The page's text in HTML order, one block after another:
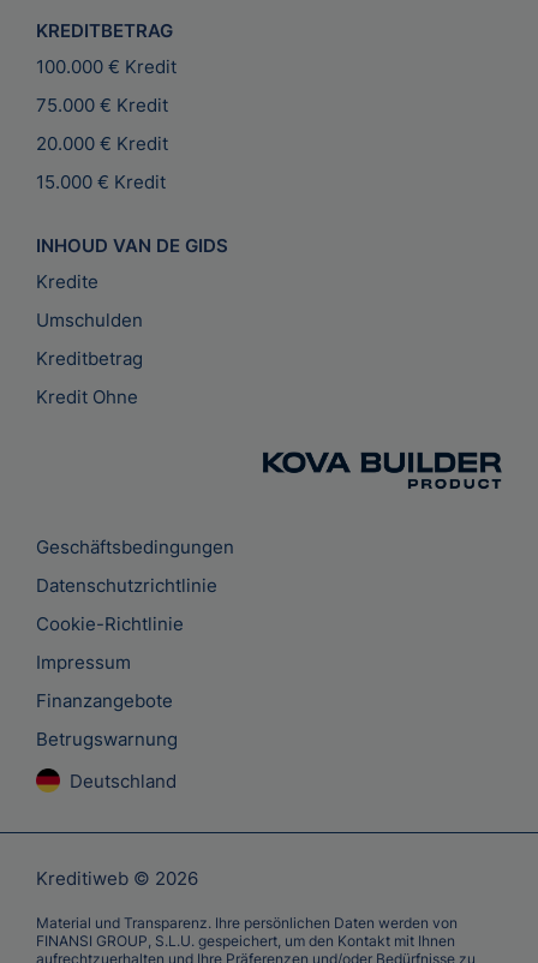
KREDITBETRAG
100.000 € Kredit
75.000 € Kredit
20.000 € Kredit
15.000 € Kredit
INHOUD VAN DE GIDS
Kredite
Umschulden
Kreditbetrag
Kredit Ohne
Geschäftsbedingungen
Datenschutzrichtlinie
Cookie-Richtlinie
Impressum
Finanzangebote
Betrugswarnung
Deutschland
Kreditiweb © 2026
Material und Transparenz. Ihre persönlichen Daten werden von
FINANSI GROUP, S.L.U. gespeichert, um den Kontakt mit Ihnen
aufrechtzuerhalten und Ihre Präferenzen und/oder Bedürfnisse zu